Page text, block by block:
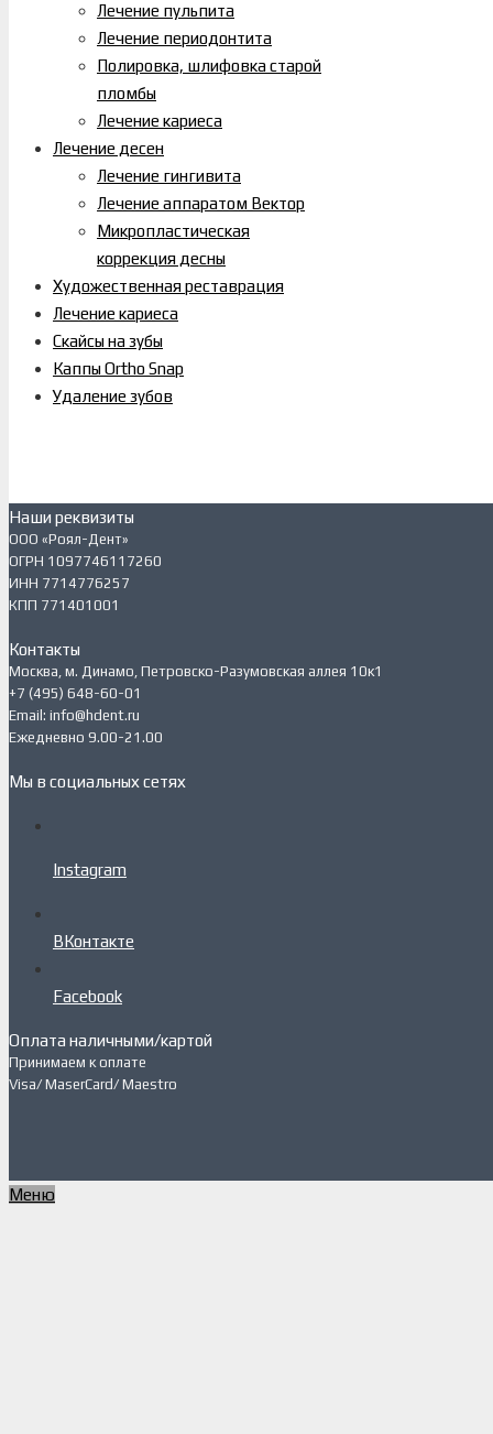
Лечение пульпита
Лечение периодонтита
Полировка, шлифовка старой
пломбы
Лечение кариеса
Лечение десен
Лечение гингивита
Лечение аппаратом Вектор
Микропластическая
коррекция десны
Художественная реставрация
Лечение кариеса
Скайсы на зубы
Каппы Ortho Snap
Удаление зубов
Наши реквизиты
ООО «Роял-Дент»
ОГРН 1097746117260
ИНН 7714776257
КПП 771401001
Контакты
Москва, м. Динамо, Петровско-Разумовская аллея 10к1
+7 (495) 648-60-01
Email: info@hdent.ru
Ежедневно 9.00-21.00
Мы в социальных сетях
Instagram
ВКонтакте
Facebook
Оплата наличными/картой
Принимаем к оплате
Visa/ MaserCard/ Maestro
Меню